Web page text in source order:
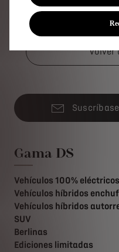
Volver
Gama DS
Vehículos 100% eléctricos
Vehículos híbridos
Vehículos híbridos
SUV
Berlinas
Ediciones limitadas